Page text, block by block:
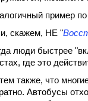
пример
скажем, НЕ "
люди быстрее
где это
также, что
Автобусы